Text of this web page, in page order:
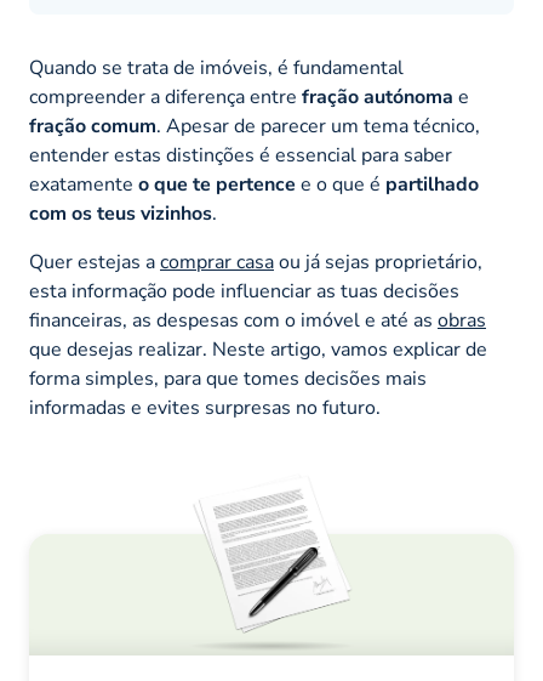
Quando se trata de imóveis, é fundamental
compreender a diferença entre fração autónoma e
fração comum. Apesar de parecer um tema técnico,
entender estas distinções é essencial para saber
exatamente o que te pertence e o que é partilhado
com os teus vizinhos.
Quer estejas acomprar casaou já sejas proprietário,
esta informação pode influenciar as tuas decisões
financeiras, as despesas com o imóvel e até as obras
que desejas realizar. Neste artigo, vamos explicar de
forma simples, para que tomes decisões mais
informadas e evites surpresas no futuro.